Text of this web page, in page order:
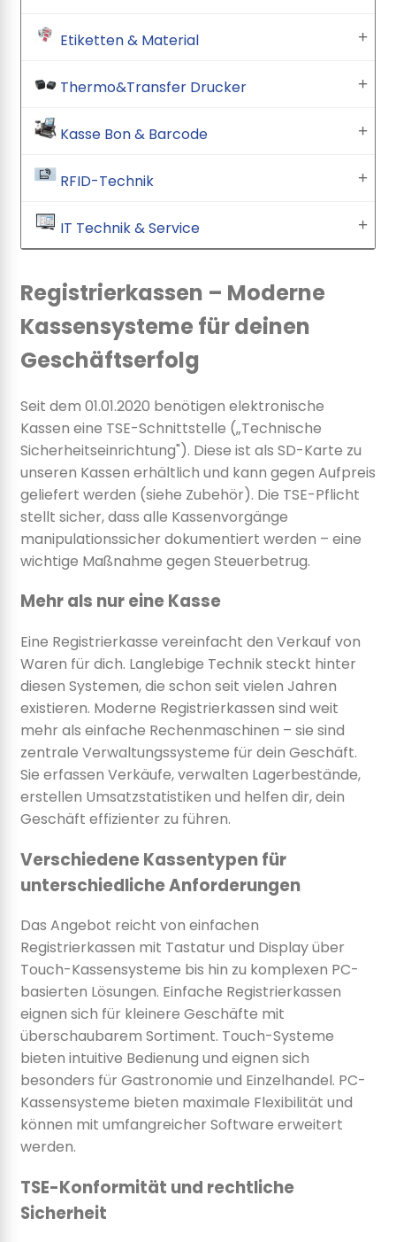
Etiketten & Material
Thermo&Transfer Drucker
Kasse Bon & Barcode
RFID-Technik
IT Technik & Service
Registrierkassen – Moderne
Kassensysteme für deinen
Geschäftserfolg
Seit dem 01.01.2020 benötigen elektronische
Kassen eine TSE-Schnittstelle („Technische
Sicherheitseinrichtung"). Diese ist als SD-Karte zu
unseren Kassen erhältlich und kann gegen Aufpreis
geliefert werden (siehe Zubehör). Die TSE-Pflicht
stellt sicher, dass alle Kassenvorgänge
manipulationssicher dokumentiert werden – eine
wichtige Maßnahme gegen Steuerbetrug.
Mehr als nur eine Kasse
Eine Registrierkasse vereinfacht den Verkauf von
Waren für dich. Langlebige Technik steckt hinter
diesen Systemen, die schon seit vielen Jahren
existieren. Moderne Registrierkassen sind weit
mehr als einfache Rechenmaschinen – sie sind
zentrale Verwaltungssysteme für dein Geschäft.
Sie erfassen Verkäufe, verwalten Lagerbestände,
erstellen Umsatzstatistiken und helfen dir, dein
Geschäft effizienter zu führen.
Verschiedene Kassentypen für
unterschiedliche Anforderungen
Das Angebot reicht von einfachen
Registrierkassen mit Tastatur und Display über
Touch-Kassensysteme bis hin zu komplexen PC-
basierten Lösungen. Einfache Registrierkassen
eignen sich für kleinere Geschäfte mit
überschaubarem Sortiment. Touch-Systeme
bieten intuitive Bedienung und eignen sich
besonders für Gastronomie und Einzelhandel. PC-
Kassensysteme bieten maximale Flexibilität und
können mit umfangreicher Software erweitert
werden.
TSE-Konformität und rechtliche
Sicherheit